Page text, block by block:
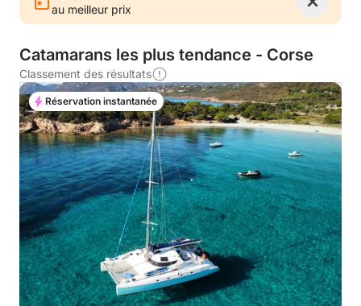
au meilleur prix
Catamarans les plus tendance - Corse
Classement des résultats
Réservation instantanée